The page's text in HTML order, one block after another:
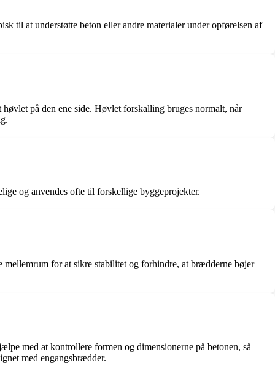
til at understøtte beton eller andre materialer under opførelsen af
på den ene side. Høvlet forskalling bruges normalt, når
og anvendes ofte til forskellige byggeprojekter.
for at sikre stabilitet og forhindre, at brædderne bøjer
med at kontrollere formen og dimensionerne på betonen, så
med engangsbrædder.